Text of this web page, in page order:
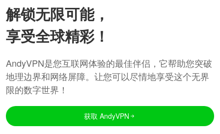
解锁无限可能，
享受全球精彩！
AndyVPN是您互联网体验的最佳伴侣，它帮助您突破
地理边界和网络屏障。让您可以尽情地享受这个无界
限的数字世界！
获取 AndyVPN